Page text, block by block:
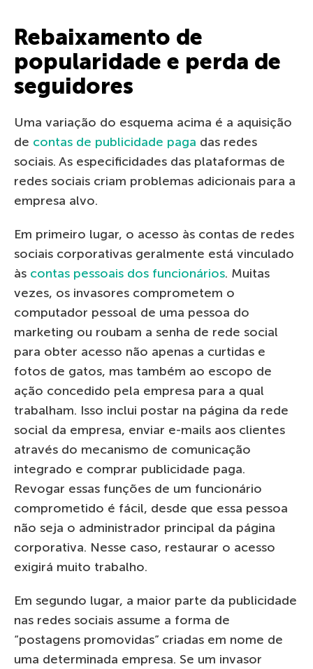
Rebaixamento de
popularidade e perda de
seguidores
Uma variação do esquema acima é a aquisição
de contas de publicidade paga das redes
sociais. As especificidades das plataformas de
redes sociais criam problemas adicionais para a
empresa alvo.
Em primeiro lugar, o acesso às contas de redes
sociais corporativas geralmente está vinculado
às contas pessoais dos funcionários. Muitas
vezes, os invasores comprometem o
computador pessoal de uma pessoa do
marketing ou roubam a senha de rede social
para obter acesso não apenas a curtidas e
fotos de gatos, mas também ao escopo de
ação concedido pela empresa para a qual
trabalham. Isso inclui postar na página da rede
social da empresa, enviar e-mails aos clientes
através do mecanismo de comunicação
integrado e comprar publicidade paga.
Revogar essas funções de um funcionário
comprometido é fácil, desde que essa pessoa
não seja o administrador principal da página
corporativa. Nesse caso, restaurar o acesso
exigirá muito trabalho.
Em segundo lugar, a maior parte da publicidade
nas redes sociais assume a forma de
“postagens promovidas” criadas em nome de
uma determinada empresa. Se um invasor